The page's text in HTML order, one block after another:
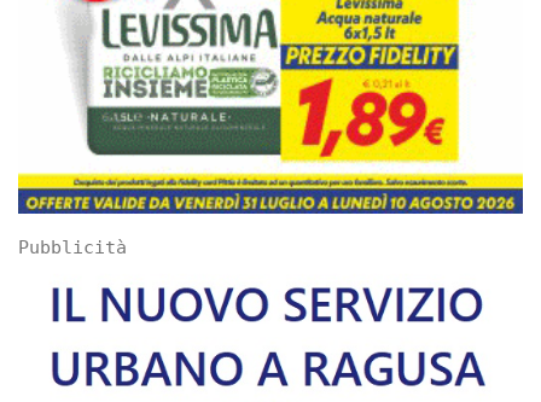
Pubblicità